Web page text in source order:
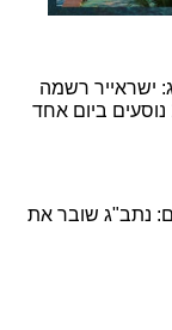
ישראייר רשמה
ביום: נתב"ג שובר את